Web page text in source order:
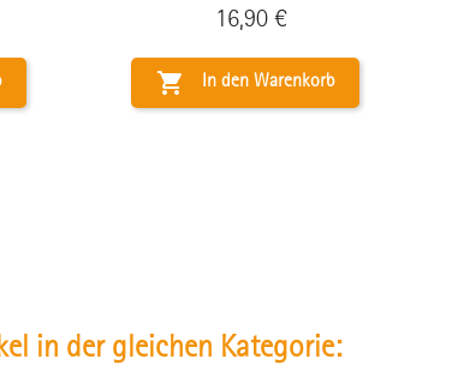
Preis
16,90 €
 In den Warenkorb
in der gleichen Kategorie: